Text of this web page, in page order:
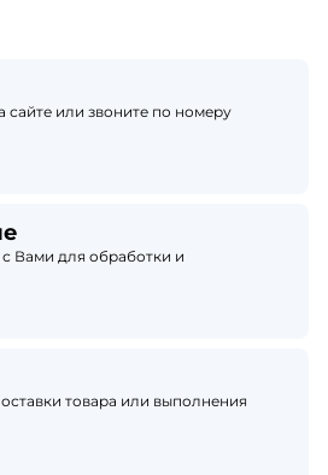
сайте или звоните по номеру
Вами для обработки и
товара или выполнения